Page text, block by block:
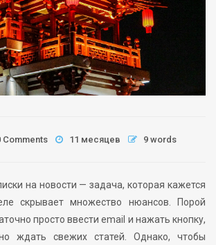
Comments 11 месяцев 9 words
на новости — задача, которая кажется
скрывает множество нюансов. Порой
просто ввести email и нажать кнопку,
ждать свежих статей. Однако, чтобы